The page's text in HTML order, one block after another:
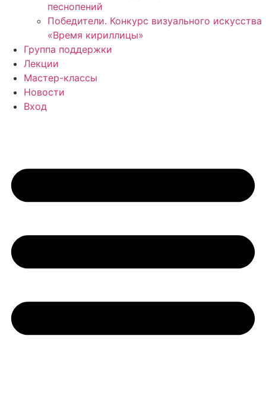
песнопений
Победители. Конкурс визуального искусства
«Время кириллицы»
Группа поддержки
Лекции
Мастер-классы
Новости
Вход